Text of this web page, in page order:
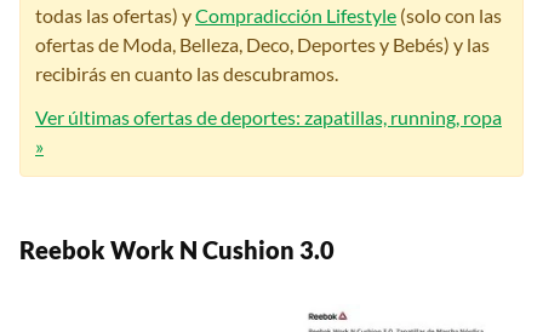
todas las ofertas) yCompradicción Lifestyle (solo con las
ofertas de Moda, Belleza, Deco, Deportes y Bebés) y las
recibirás en cuanto las descubramos.
Ver últimas ofertas de deportes: zapatillas, running, ropa
»
Reebok Work N Cushion 3.0